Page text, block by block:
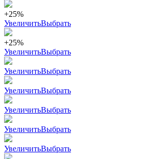
+25%
УвеличитьВыбрать
+25%
УвеличитьВыбрать
УвеличитьВыбрать
УвеличитьВыбрать
УвеличитьВыбрать
УвеличитьВыбрать
УвеличитьВыбрать